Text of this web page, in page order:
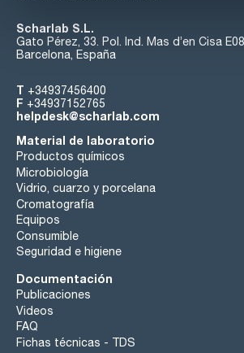
Scharlab S.L.
Gato Pérez, 33. Pol. Ind. Mas d’en Cisa
Barcelona, España
T +34937456400
F +34937152765
helpdesk@scharlab.com
Material de laboratorio
Productos químicos
Microbiología
Vidrio, cuarzo y porcelana
Cromatografía
Equipos
Consumible
Seguridad e higiene
Documentación
Publicaciones
Videos
FAQ
Fichas técnicas - TDS